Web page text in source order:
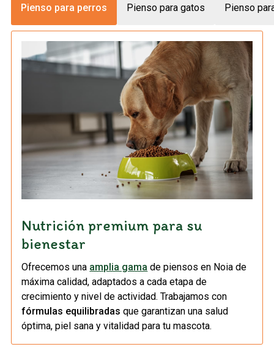
Pienso para perros Pienso para gatos Pienso
Nutrición premium para su
bienestar
Ofrecemos una amplia gama de piensos en Noia de
máxima calidad, adaptados a cada etapa de
crecimiento y nivel de actividad. Trabajamos con
fórmulas equilibradas que garantizan una salud
óptima, piel sana y vitalidad para tu mascota.